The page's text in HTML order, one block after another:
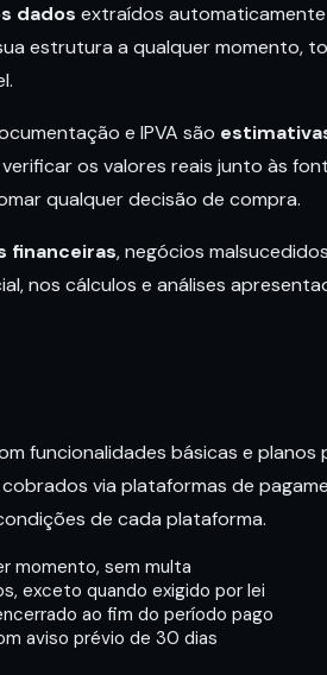
dados extraídos
estrutura a qualquer momento,
e IPVA são
os valores reais junto às
qualquer decisão de compra.
financeiras, negócios
nos cálculos e análises
funcionalidades básicas e planos
via plataformas de
de cada plataforma.
momento, sem multa
exceto quando exigido por lei
ao fim do período pago
aviso prévio de 30 dias